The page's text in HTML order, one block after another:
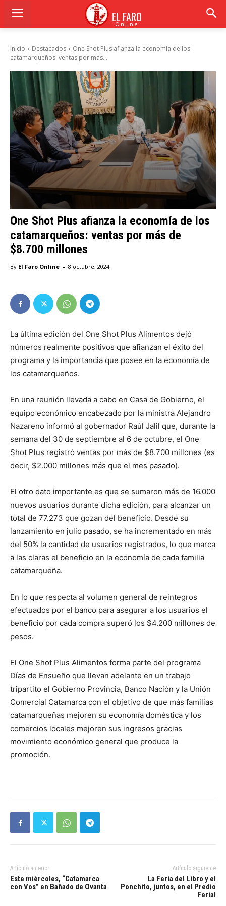
EL FARO
Online
Inicio Destacados
One Shot Plus afianza la economía de los
catamarqueños: ventas por más...
One Shot Plus afianza la economía de los
catamarqueños: ventas por más de
$8.700 millones
By El Faro Online - 8 octubre, 2024
La última edición del One Shot Plus Alimentos dejó
números realmente positivos que afianzan el éxito del
programa y la importancia que posee en la economía de
los catamarqueños.
En una reunión llevada a cabo en Casa de Gobierno, el
equipo económico encabezado por la ministra Alejandro
Nazareno informó al gobernador Raúl Jalil que, durante la
semana del 30 de septiembre al 6 de octubre, el One
Shot Plus registró ventas por más de $8.700 millones (es
decir, $2.000 millones más que el mes pasado).
El otro dato importante es que se sumaron más de 16.000
nuevos usuarios durante dicha edición, para alcanzar un
total de 77.273 que gozan del beneficio. Desde su
lanzamiento en julio pasado, se ha incrementado en más
del 50% la cantidad de usuarios registrados, lo que marca
a las claras el beneficio en la economía de cada familia
catamarqueña.
En lo que respecta al volumen general de reintegros
efectuados por el banco para asegurar a los usuarios el
beneficio por cada compra superó los $4.200 millones de
pesos.
El One Shot Plus Alimentos forma parte del programa
Días de Ensueño que llevan adelante en un trabajo
tripartito el Gobierno Provincia, Banco Nación y la Unión
Comercial Catamarca con el objetivo de que más familias
catamarqueñas mejoren su economía doméstica y los
comercios locales mejoren sus ingresos gracias
movimiento económico general que produce la
promoción.
Artículo anterior
Este miércoles, “Catamarca
con Vos” en Bañado de Ovanta
Artículo siguiente
La Feria del Libro y el
Ponchito, juntos, en el Predio
Ferial